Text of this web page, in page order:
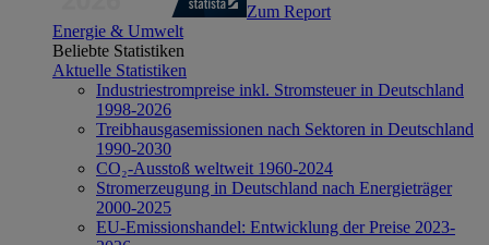
Zum Report
Energie & Umwelt
Beliebte Statistiken
Aktuelle Statistiken
Industriestrompreise inkl. Stromsteuer in Deutschland
1998-2026
Treibhausgasemissionen nach Sektoren in Deutschland
1990-2030
CO₂-Ausstoß weltweit 1960-2024
Stromerzeugung in Deutschland nach Energieträger
2000-2025
EU-Emissionshandel: Entwicklung der Preise 2023-